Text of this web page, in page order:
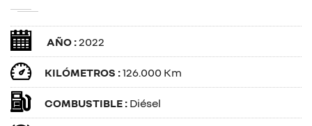
AÑO :2022
KILÓMETROS :126.000 Km
COMBUSTIBLE : Diésel